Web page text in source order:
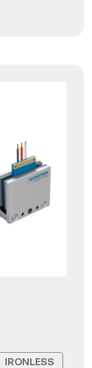
IRONLESS